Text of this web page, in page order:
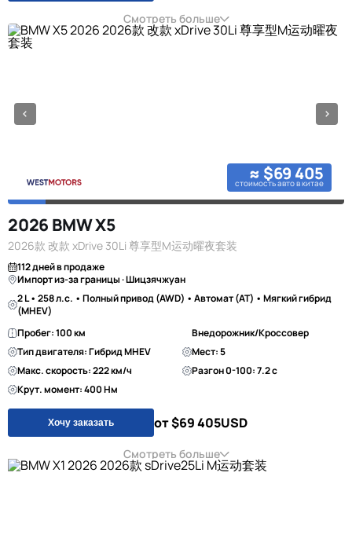
Смотреть больше
≈ $69 405
стоимость авто в китае
2026 BMW X5
2026款 改款 xDrive 30Li 尊享型M运动曜夜套装
112 дней в продаже
Импорт из-за границы · Шицзячжуан
2 L • 258 л.с. • Полный привод (AWD) • Автомат (AT) • Мягкий гибрид
(MHEV)
Пробег: 100 км
Внедорожник/Кроссовер
Тип двигателя: Гибрид MHEV
Мест: 5
Макс. скорость: 222 км/ч
Разгон 0-100: 7.2 с
Крут. момент: 400 Нм
Хочу заказать от $69 405USD
Смотреть больше